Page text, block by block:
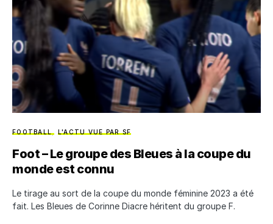
FOOTBALL L'ACTU VUE PAR SF
Foot – Le groupe des Bleues à la coupe du
monde est connu
Le tirage au sort de la coupe du monde féminine 2023 a été
fait. Les Bleues de Corinne Diacre héritent du groupe F.